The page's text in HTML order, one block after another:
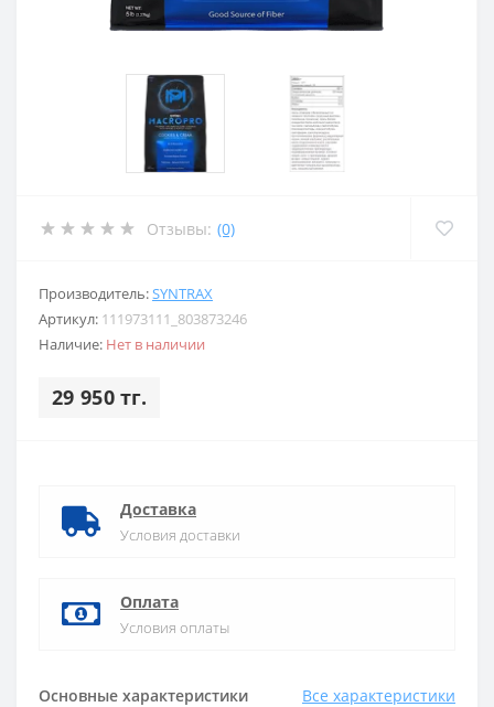
Отзывы: (0)
Производитель:SYNTRAX
Артикул: 111973111_803873246
Наличие: Нет в наличии
29 950 тг.
Основные характеристики Все характеристики
Доставка
Условия доставки
Оплата
Условия оплаты